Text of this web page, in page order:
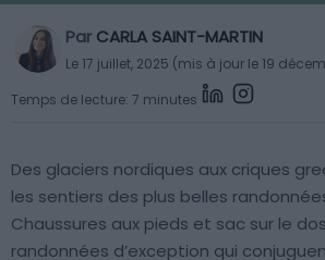
Par CARLA SAINT-MARTIN
Le 17 juillet, 2025 (mis à jour le 19
Temps de lecture: 7 minutes
Des glaciers nordiques aux criques
les sentiers des plus belles
Chaussures aux pieds et sac sur le
randonnées d’exception qui